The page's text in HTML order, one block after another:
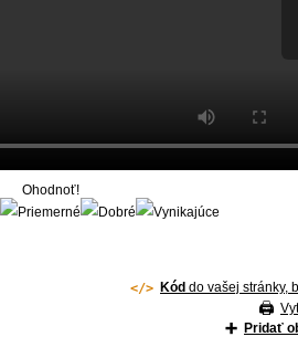
Ohodnoť!
Kód do vašej stránky,
Pridať